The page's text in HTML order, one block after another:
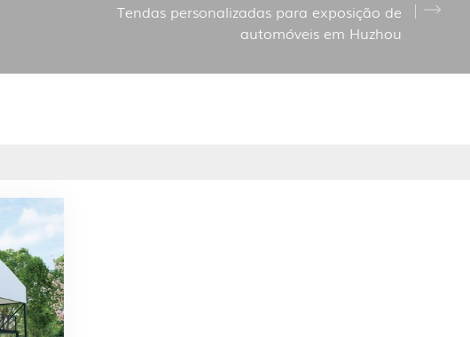
Tendas personalizadas para exposição de
automóveis em Huzhou